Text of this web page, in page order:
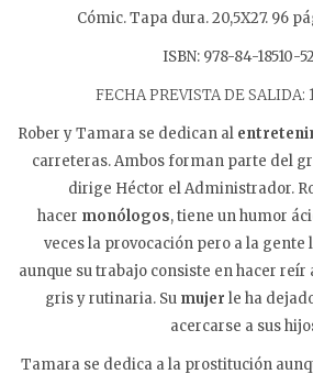
Cómic. Tapa dura. 20,5X27. 96
ISBN: 978-84-18510-
FECHA PREVISTA DE SALIDA:
Rober y Tamara se dedican al
carreteras. Ambos forman parte del
dirige Héctor el Administrador.
hacer monólogos, tiene un humor
veces la provocación pero a la
aunque su trabajo consiste en hacer reír
gris y rutinaria. Su mujer le ha
acercarse a sus
Tamara se dedica a la prostitución